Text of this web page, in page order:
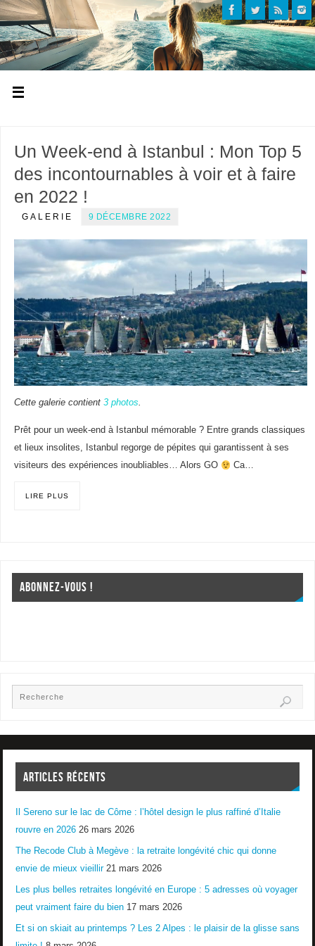
Un Week-end à Istanbul : Mon Top 5
des incontournables à voir et à faire
en 2022 !
GALERIE 9 DÉCEMBRE 2022
Cette galerie contient 3 photos.
Prêt pour un week-end à Istanbul mémorable ? Entre grands classiques
et lieux insolites, Istanbul regorge de pépites qui garantissent à ses
visiteurs des expériences inoubliables… Alors GO
Ca…
LIRE PLUS
ABONNEZ-VOUS !
ARTICLES RÉCENTS
Il Sereno sur le lac de Côme : l’hôtel design le plus raffiné d’Italie
rouvre en 2026 26 mars 2026
The Recode Club à Megève : la retraite longévité chic qui donne
envie de mieux vieillir 21 mars 2026
Les plus belles retraites longévité en Europe : 5 adresses où voyager
peut vraiment faire du bien 17 mars 2026
Et si on skiait au printemps ? Les 2 Alpes : le plaisir de la glisse sans